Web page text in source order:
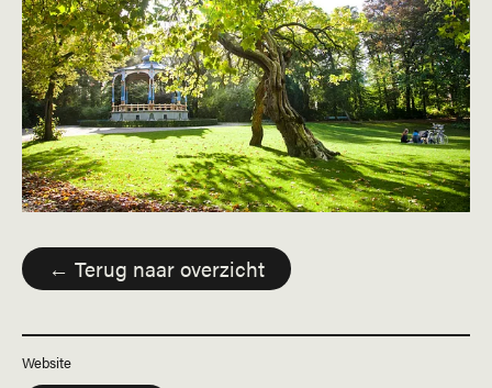
← Terug naar overzicht
Website